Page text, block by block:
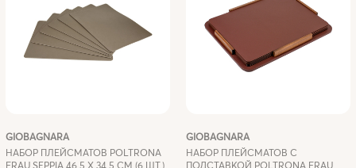
GIOBAGNARA
НАБОР ПЛЕЙСМАТОВ POLTRONA
FRAU SEPPIA 46,5 Х 34,5 СМ (6 ШТ.)
GIOBAGNARA
НАБОР ПЛЕЙСМАТОВ С
ПОДСТАВКОЙ POLTRONA FRAU